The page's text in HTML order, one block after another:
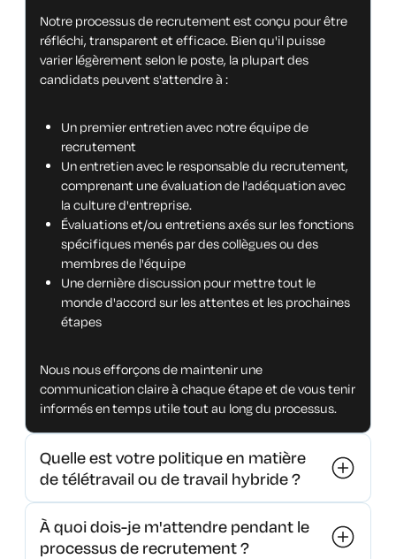
Notre processus de recrutement est conçu pour être
réfléchi, transparent et efficace. Bien qu'il puisse
varier légèrement selon le poste, la plupart des
candidats peuvent s'attendre à :
Un premier entretien avec notre équipe de
recrutement
Un entretien avec le responsable du recrutement,
comprenant une évaluation de l'adéquation avec
la culture d'entreprise.
Évaluations et/ou entretiens axés sur les fonctions
spécifiques menés par des collègues ou des
membres de l'équipe
Une dernière discussion pour mettre tout le
monde d'accord sur les attentes et les prochaines
étapes
Nous nous efforçons de maintenir une
communication claire à chaque étape et de vous tenir
informés en temps utile tout au long du processus.
Quelle est votre politique en matière
de télétravail ou de travail hybride ?
À quoi dois-je m'attendre pendant le
processus de recrutement ?